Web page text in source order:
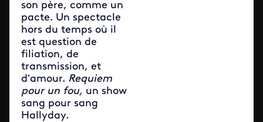
son père, comme un
pacte. Un spectacle
hors du temps où il
est question de
filiation, de
transmission, et
d’amour. Requiem
pour un fou, un show
sang pour sang
Hallyday.